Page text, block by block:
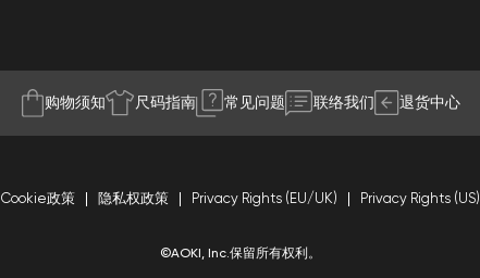
购物须知 尺码指南 常见问题 联络我们 退货中心
Cookie政策 隐私权政策 Privacy Rights (EU/UK) Privacy Rights (US)
©AOKI, Inc.保留所有权利。